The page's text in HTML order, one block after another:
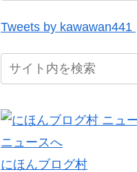
Tweets by kawawan441
にほんブログ村